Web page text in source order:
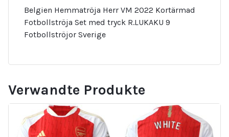
Belgien Hemmatröja Herr VM 2022 Kortärmad
Fotbollströja Set med tryck R.LUKAKU 9
Fotbollströjor Sverige
Verwandte Produkte